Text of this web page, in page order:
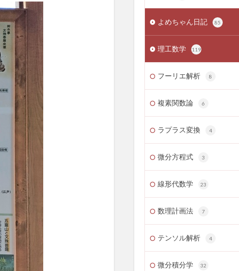
よめちゃん日記 85
理工数学 119
フーリエ解析 8
複素関数論 6
ラプラス変換 4
微分方程式 3
線形代数学 23
数理計画法 7
テンソル解析 4
微分積分学 32